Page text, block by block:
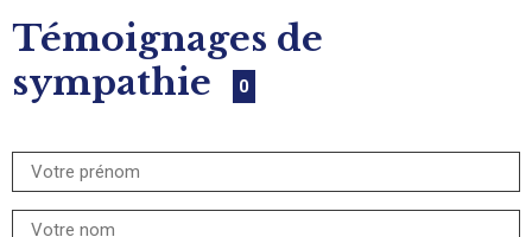
Témoignages de
sympathie
0